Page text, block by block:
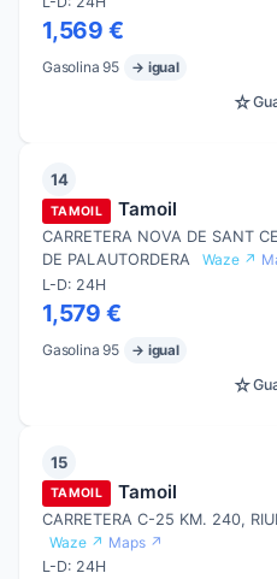
1,569 €
Gasolina 95 → igual
☆
14
TAMOIL Tamoil
CARRETERA NOVA DE SANT
DE PALAUTORDERA
Waze ↗
L-D: 24H
1,579 €
Gasolina 95 → igual
☆
15
TAMOIL Tamoil
CARRETERA C-25 KM. 240,
Waze ↗ Maps ↗
L-D: 24H